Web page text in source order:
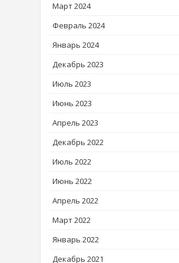
Март 2024
Февраль 2024
Январь 2024
Декабрь 2023
Июль 2023
Июнь 2023
Апрель 2023
Декабрь 2022
Июль 2022
Июнь 2022
Апрель 2022
Март 2022
Январь 2022
Декабрь 2021